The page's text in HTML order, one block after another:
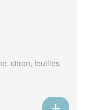
citron, feuilles